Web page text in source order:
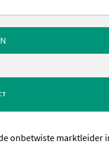
onbetwiste marktleider